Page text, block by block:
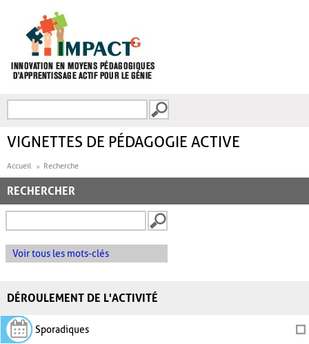
FORMULAIRE DE
VIGNETTES DE PÉDAGOGIE ACTIVE
Accueil Recherche
RECHERCHER
Voir tous les mots-clés
DÉROULEMENT DE L'ACTIVITÉ
Sporadiques